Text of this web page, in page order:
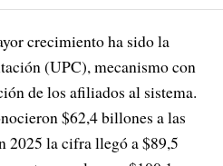
crecimiento ha sido la
(UPC), mecanismo con
de los afiliados al sistema.
$62,4 billones a las
2025 la cifra llegó a $89,5